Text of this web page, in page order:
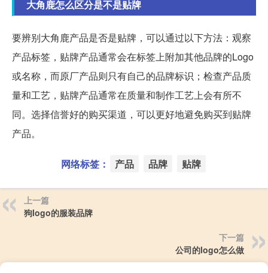
大角鹿怎么区分是不是贴牌
要辨别大角鹿产品是否是贴牌，可以通过以下方法：观察
产品标签，贴牌产品通常会在标签上附加其他品牌的Logo
或名称，而原厂产品则只有自己的品牌标识；检查产品质
量和工艺，贴牌产品通常在质量和制作工艺上会有所不
同。选择信誉好的购买渠道，可以更好地避免购买到贴牌
产品。
网络标签： 产品 品牌 贴牌
上一篇
狗logo的服装品牌
下一篇
公司的logo怎么做